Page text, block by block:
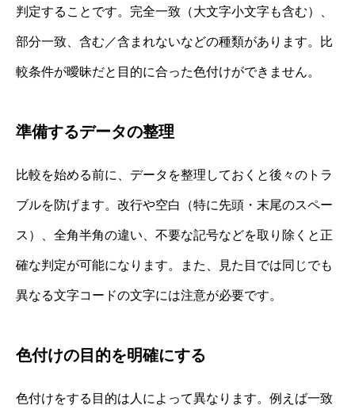
判定することです。完全一致（大文字小文字も含む）、
部分一致、含む／含まれないなどの種類があります。比
較条件が曖昧だと目的に合った色付けができません。
準備するデータの整理
比較を始める前に、データを整理しておくと後々のトラ
ブルを防げます。改行や空白（特に先頭・末尾のスペー
ス）、全角半角の違い、不要な記号などを取り除くと正
確な判定が可能になります。また、見た目では同じでも
異なる文字コードの文字には注意が必要です。
色付けの目的を明確にする
色付けをする目的は人によって異なります。例えば一致